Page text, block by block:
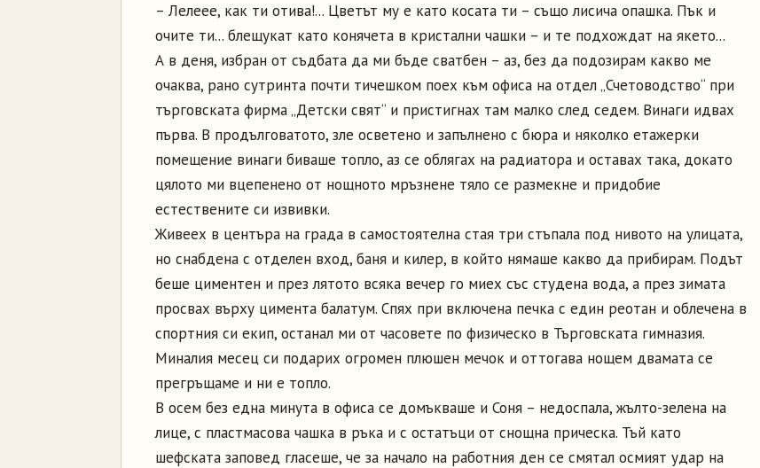
– Лелеее, как ти отива!... Цветът му е като косата ти – също лисича опашка. Пък и
очите ти... блещукат като конячета в кристални чашки – и те подхождат на якето...
А в деня, избран от съдбата да ми бъде сватбен – аз, без да подозирам какво ме
очаква, рано сутринта почти тичешком поех към офиса на отдел „Счетоводство“ при
търговската фирма „Детски свят“ и пристигнах там малко след седем. Винаги идвах
първа. В продълговатото, зле осветено и запълнено с бюра и няколко етажерки
помещение винаги биваше топло, аз се облягах на радиатора и оставах така, докато
цялото ми вцепенено от нощното мръзнене тяло се размекне и придобие
естествените си извивки.
Живеех в центъра на града в самостоятелна стая три стъпала под нивото на улицата,
но снабдена с отделен вход, баня и килер, в който нямаше какво да прибирам. Подът
беше циментен и през лятото всяка вечер го миех със студена вода, а през зимата
просвах върху цимента балатум. Спях при включена печка с един реотан и облечена в
спортния си екип, останал ми от часовете по физическо в Търговската гимназия.
Миналия месец си подарих огромен плюшен мечок и оттогава нощем двамата се
прегръщаме и ни е топло.
В осем без една минута в офиса се домъкваше и Соня – недоспала, жълто-зелена на
лице, с пластмасова чашка в ръка и с остатъци от снощна прическа. Тъй като
шефската заповед гласеше, че за начало на работния ден се смятал осмият удар на